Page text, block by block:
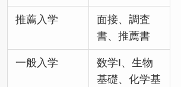
推薦入学
面接、調査
書、推薦書
一般入学
数学I、生物
基礎、化学基